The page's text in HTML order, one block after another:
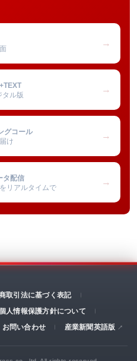
→
タル版
→
グコール
け
→
タ配信
リアルタイムで
→
取引法に基づく表記
人情報保護方針について
お問い合わせ 産業新聞英語版